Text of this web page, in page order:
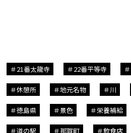
21番太龍寺 22番平等寺
休憩所 地元名物 川
徳島県 景色 栄養補給
道の駅 那賀町 飲食店